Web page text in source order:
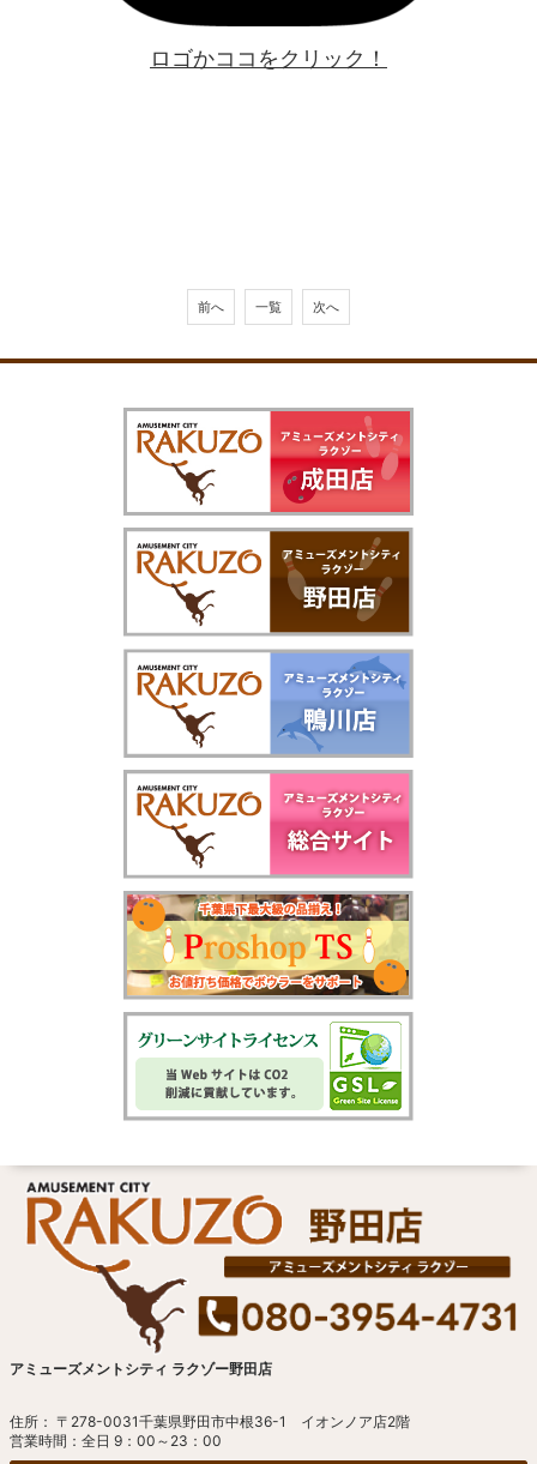
ロゴかココをクリック！
前へ 一覧 次へ
アミューズメントシティ ラクゾー野田店
住所： 〒278-0031千葉県野田市中根36-1 イオンノア店2階
営業時間：全日 9：00～23：00